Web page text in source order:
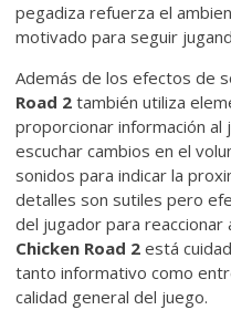
pegadiza refuerza el
motivado para seguir
Además de los efectos de
Road 2 también utiliza
proporcionar información
escuchar cambios en el
sonidos para indicar la
detalles son sutiles pero
del jugador para reaccionar
Chicken Road 2 está
tanto informativo como
calidad general del juego.